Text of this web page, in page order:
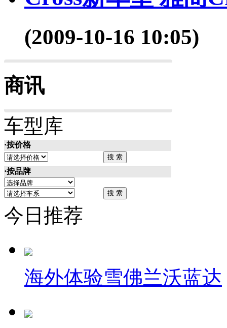
(2009-10-16 10:05)
商讯
车型库
·按价格
·按品牌
今日推荐
海外体验雪佛兰沃蓝达